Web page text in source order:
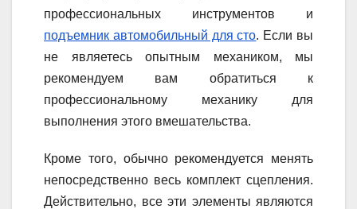
профессиональных инструментов и
подъемник автомобильный для сто. Если вы
не являетесь опытным механиком, мы
рекомендуем вам обратиться к
профессиональному механику для
выполнения этого вмешательства.
Кроме того, обычно рекомендуется менять
непосредственно весь комплект сцепления.
Действительно, все эти элементы являются